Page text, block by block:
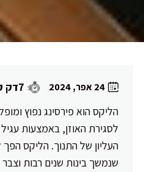
24 אפר, 2024
7דק קריאה
הליקס הוא פירסינג נפוץ
לסגירת האוזן, באמצעות
העליון של התנוך. הליקס הפך
שנמשך בינות שנים רבות